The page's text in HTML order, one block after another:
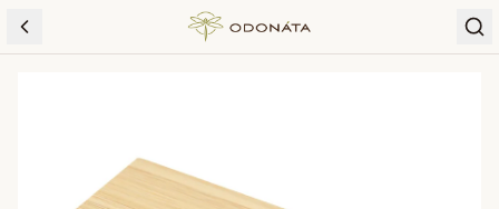
Skip to content